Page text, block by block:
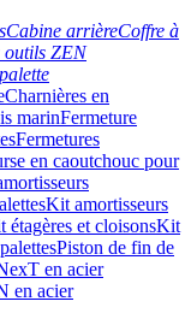
Cabine arrièreCoffre à
outils ZEN
Charnières en
marinFermeture
Fermetures
en caoutchouc pour
Kit amortisseurs
étagères et cloisonsKit
Piston de fin de
en acier
en acier